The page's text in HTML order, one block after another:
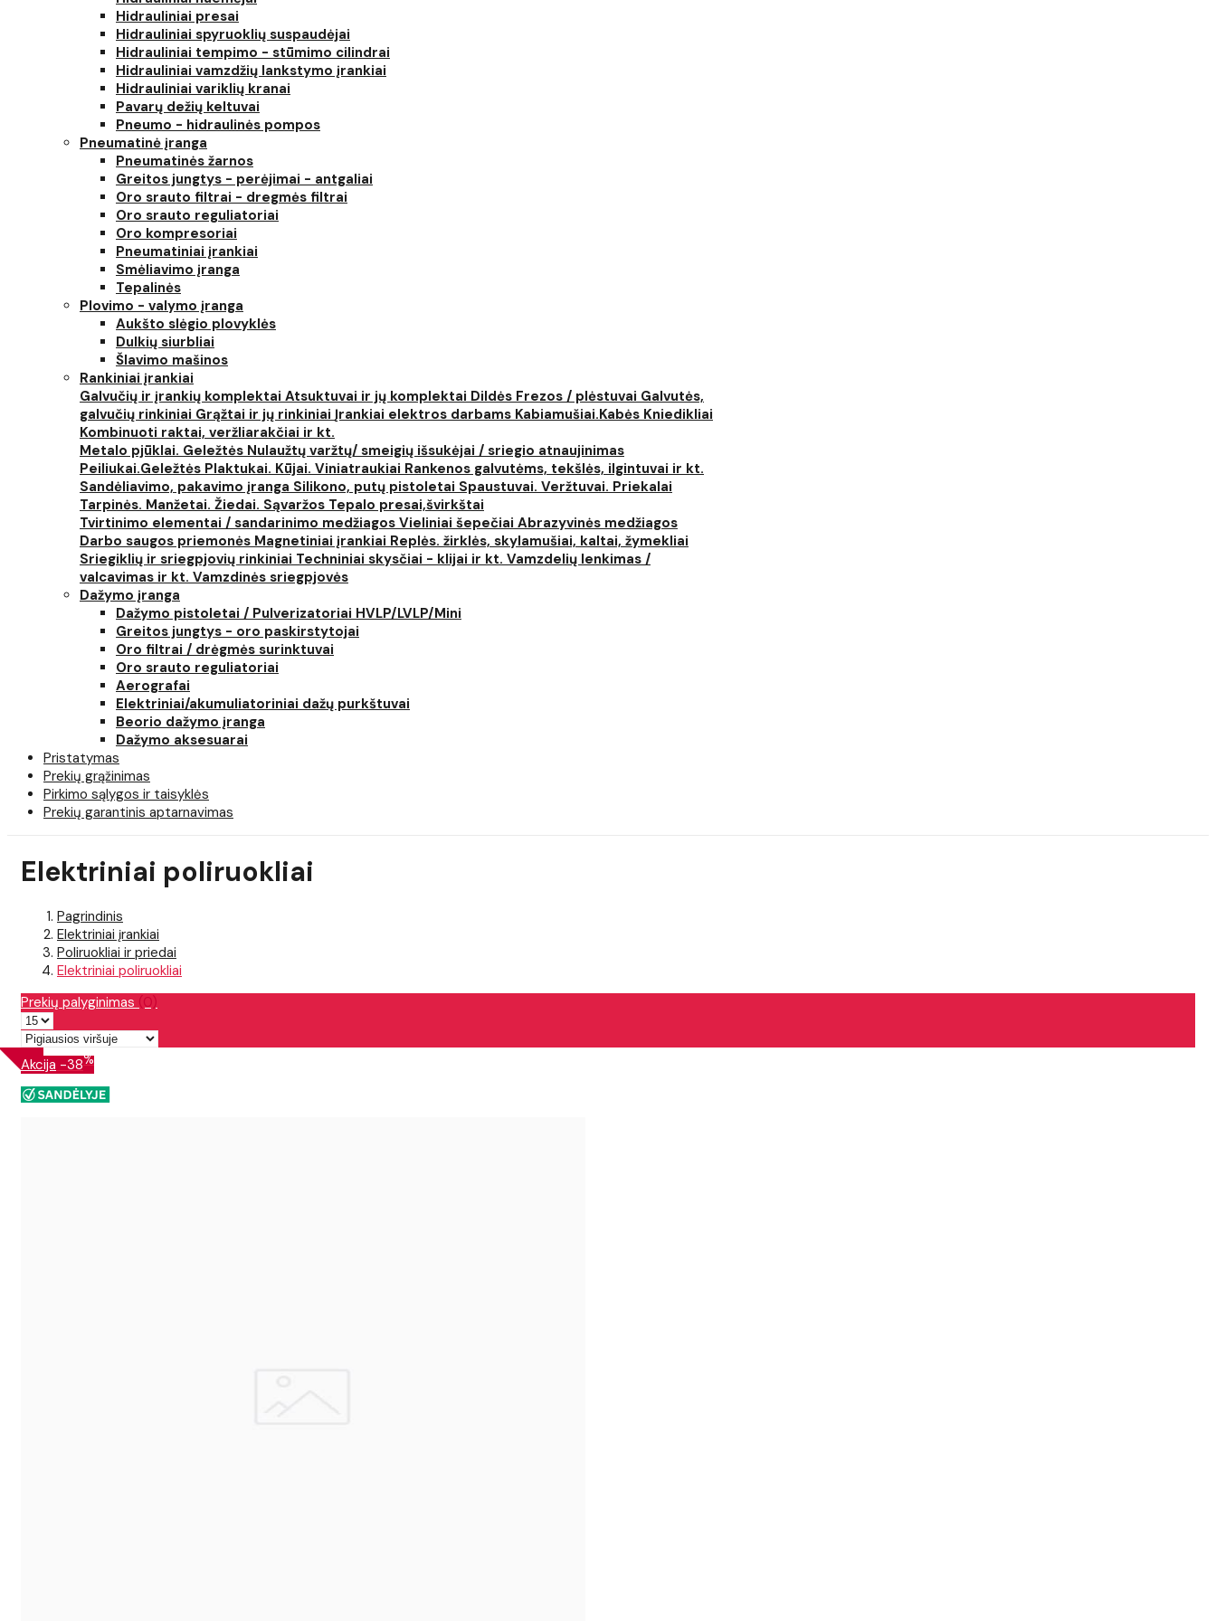
Hidrauliniai presai
Hidrauliniai spyruoklių suspaudėjai
Hidrauliniai tempimo - stūmimo cilindrai
Hidrauliniai vamzdžių lankstymo įrankiai
Hidrauliniai variklių kranai
Pavarų dežių keltuvai
Pneumo - hidraulinės pompos
Pneumatinė įranga
Pneumatinės žarnos
Greitos jungtys - perėjimai - antgaliai
Oro srauto filtrai - dregmės filtrai
Oro srauto reguliatoriai
Oro kompresoriai
Pneumatiniai įrankiai
Smėliavimo įranga
Tepalinės
Plovimo - valymo įranga
Aukšto slėgio plovyklės
Dulkių siurbliai
Šlavimo mašinos
Rankiniai įrankiai
Galvučių ir įrankių komplektai Atsuktuvai ir jų komplektai Dildės Frezos / plėstuvai Galvutės,
galvučių rinkiniai Grąžtai ir jų rinkiniai Įrankiai elektros darbams Kabiamušiai.Kabės Kniedikliai
Kombinuoti raktai, veržliarakčiai ir kt.
Metalo pjūklai. Geležtės Nulaužtų varžtų/ smeigių išsukėjai / sriegio atnaujinimas
Peiliukai.Geležtės Plaktukai. Kūjai. Viniatraukiai Rankenos galvutėms, tekšlės, ilgintuvai ir kt.
Sandėliavimo, pakavimo įranga Silikono, putų pistoletai Spaustuvai. Veržtuvai. Priekalai
Tarpinės. Manžetai. Žiedai. Sąvaržos Tepalo presai,švirkštai
Tvirtinimo elementai / sandarinimo medžiagos Vieliniai šepečiai Abrazyvinės medžiagos
Darbo saugos priemonės Magnetiniai įrankiai Replės. žirklės, skylamušiai, kaltai, žymekliai
Sriegiklių ir sriegpjovių rinkiniai Techniniai skysčiai - klijai ir kt. Vamzdelių lenkimas /
valcavimas ir kt. Vamzdinės sriegpjovės
Dažymo įranga
Dažymo pistoletai / Pulverizatoriai HVLP/LVLP/Mini
Greitos jungtys - oro paskirstytojai
Oro filtrai / drėgmės surinktuvai
Oro srauto reguliatoriai
Aerografai
Elektriniai/akumuliatoriniai dažų purkštuvai
Beorio dažymo įranga
Dažymo aksesuarai
Pristatymas
Prekių grąžinimas
Pirkimo sąlygos ir taisyklės
Prekių garantinis aptarnavimas
Elektriniai poliruokliai
Pagrindinis
Elektriniai įrankiai
Poliruokliai ir priedai
Elektriniai poliruokliai
Prekių palyginimas (0)
Akcija -38%